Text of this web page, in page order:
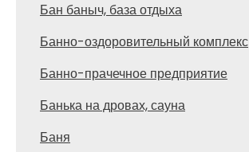
Бан баныч, база отдыха
Банно-оздоровительный комплекс
Банно-прачечное предприятие
Банька на дровах, сауна
Баня